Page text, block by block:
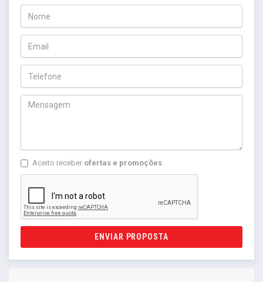
Aceito receber ofertas e promoções
ENVIAR PROPOSTA